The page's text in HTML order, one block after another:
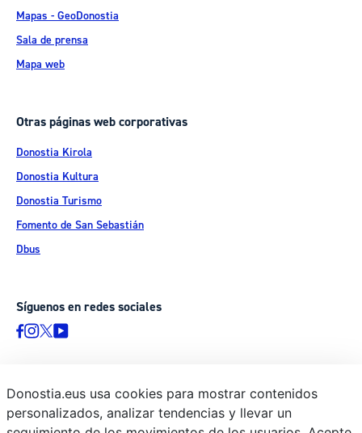
Mapas - GeoDonostia
Sala de prensa
Mapa web
Otras páginas web corporativas
Donostia Kirola
Donostia Kultura
Donostia Turismo
Fomento de San Sebastián
Dbus
Síguenos en redes sociales
© Donostiako Udala - Ayuntamiento de Donostia / San Sebastián
Ijentea 1, 20003 Donostia / San Sebastián
Donostia.eus usa cookies para mostrar contenidos
personalizados, analizar tendencias y llevar un